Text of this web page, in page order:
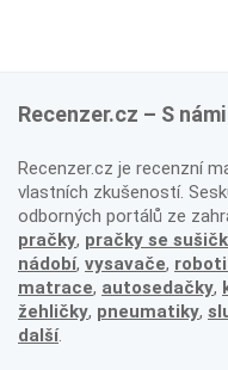
Recenzer.cz – S
Recenzer.cz je recenzní
vlastních zkušeností.
odborných portálů ze
pračky, pračky se
nádobí, vysavače,
matrace, autosedačky,
žehličky, pneumatiky,
další.